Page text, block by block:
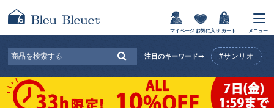
マイページ お気に入り カート メニュー
注目のキーワード➡ #サンリオ